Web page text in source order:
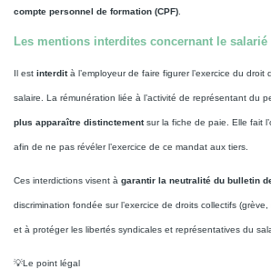
compte personnel de formation (CPF)
Les mentions interdites concernant le
Il est interdità l’employeur de faire figurer l’exercice du droit
salaire. La rémunération liée à l’activité de représentant du
plus apparaître distinctementsur la fiche de paie. Elle fait
afin de ne pas révéler l’exercice de ce mandat aux tiers.
Ces interdictions visent à garantir la neutralité du bulletin
discrimination fondée sur l’exercice de droits collectifs
et à protéger les libertés syndicales et représentatives du
💡Le point légal